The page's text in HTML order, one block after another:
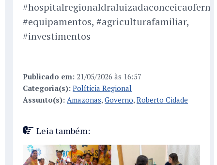
#equipamentos, #agriculturafamiliar,
#investimentos
Publicado em: 21/05/2026 às 16:57
Categoria(s): Políticia Regional
Assunto(s): Amazonas, Governo, Roberto Cidade
Leia também: